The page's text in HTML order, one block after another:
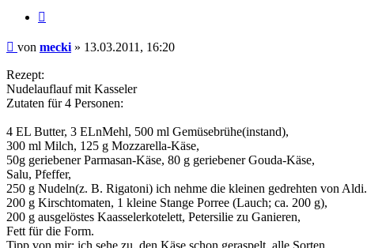
Beitrag
von mecki » 13.03.2011, 16:20
Rezept:
Nudelauflauf mit Kasseler
Zutaten für 4 Personen:
4 EL Butter, 3 ELnMehl, 500 ml Gemüsebrühe(instand),
300 ml Milch, 125 g Mozzarella-Käse,
50g geriebener Parmasan-Käse, 80 g geriebener Gouda-Käse,
Salu, Pfeffer,
250 g Nudeln(z. B. Rigatoni) ich nehme die kleinen gedrehten von Aldi.
200 g Kirschtomaten, 1 kleine Stange Porree (Lauch; ca. 200 g),
200 g ausgelöstes Kaasselerkotelett, Petersilie zu Ganieren,
Fett für die Form.